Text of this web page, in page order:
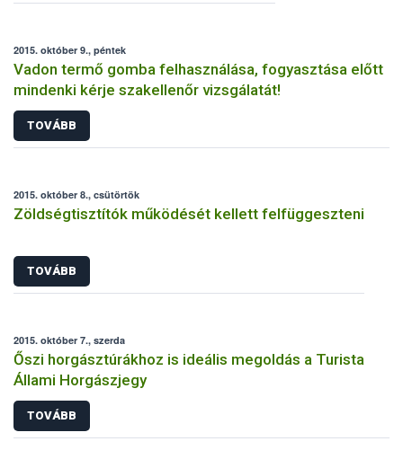
2015. október 9., péntek
Vadon termő gomba felhasználása, fogyasztása előtt
mindenki kérje szakellenőr vizsgálatát!
TOVÁBB
2015. október 8., csütörtök
Zöldségtisztítók működését kellett felfüggeszteni
TOVÁBB
2015. október 7., szerda
Őszi horgásztúrákhoz is ideális megoldás a Turista
Állami Horgászjegy
TOVÁBB